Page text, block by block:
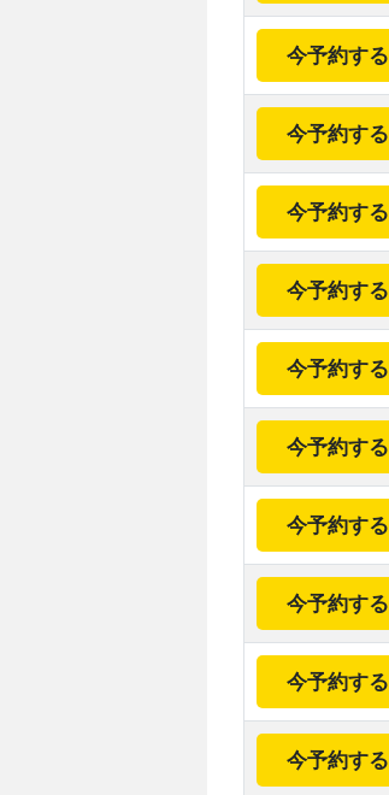
今予約する
今予約する
今予約する
今予約する
今予約する
今予約する
今予約する
今予約する
今予約する
今予約する